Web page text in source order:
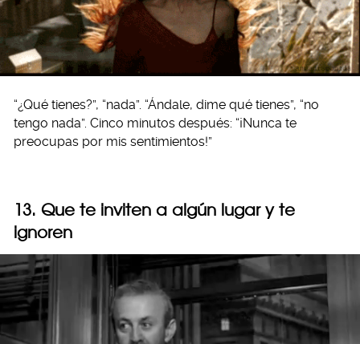
“¿Qué tienes?”, “nada”. “Ándale, dime qué tienes”, “no
tengo nada”. Cinco minutos después: “¡Nunca te
preocupas por mis sentimientos!”
13. Que te inviten a algún lugar y te
ignoren